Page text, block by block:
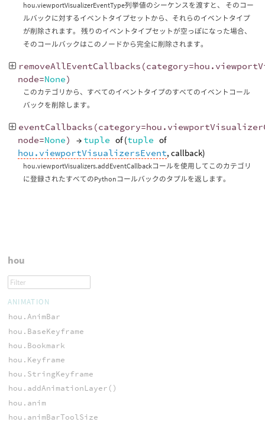
hou.viewportVisualizerEventType列挙値のシーケンスを渡すと、 そのコー
ルバックに対するイベントタイプセットから、それらのイベントタイプ
が削除されます。 残りのイベントタイプセットが空っぽになった場合、
そのコールバックはこのノードから完全に削除されます。
removeAllEventCallbacks (category=hou .
node=None)
このカテゴリから、すべてのイベントタイプのすべてのイベントコール
バックを削除します。
eventCallbacks (category=hou .
node=None) → tuple of (tuple of
hou.viewportVisualizersEvent, callback)
hou.viewportVisualizers.addEventCallbackコールを使用してこのカテゴリ
に登録されたすべてのPythonコールバックのタプルを返します。
hou
ANIMATION
hou.AnimBar
hou.BaseKeyframe
hou.Bookmark
hou.Keyframe
hou.StringKeyframe
hou.addAnimationLayer()
hou.anim
hou.animBarToolSize